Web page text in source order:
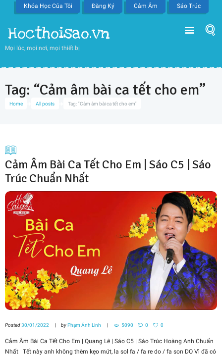
Khóa Học Của Tôi Đăng Ký Cảm Âm Sáo Trúc
Hocthoisao.vn
Mọi lúc, mọi nơi, mọi thiết bị
Home All posts Tag: “Cảm âm bài ca tết cho em”
Tag: “Cảm âm bài ca tết cho em”
Cảm Âm Bài Ca Tết Cho Em | Sáo C5 | Sáo
Trúc Chuẩn Nhất
Posted30/01/2022 byPhạm Ánh Linh 5090 0 0
Cảm Âm Bài Ca Tết Cho Em | Quang Lê | Sáo C5 | Sáo Trúc Hoàng Anh Chuẩn
Nhất Tết này anh không thèm kẹo mứt, la sol fa / fa re do / fa son DO Vì đã có